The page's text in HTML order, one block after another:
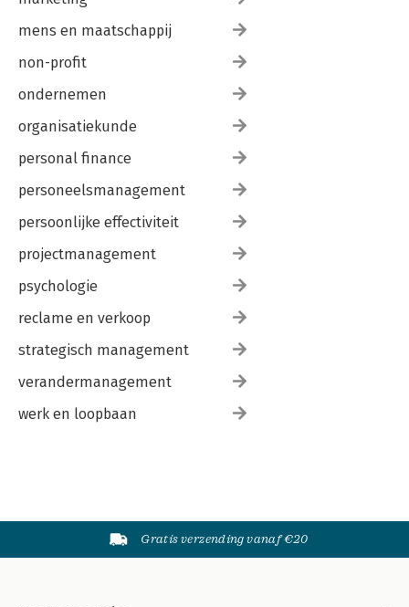
mens en maatschappij
non-profit
ondernemen
organisatiekunde
personal finance
personeelsmanagement
persoonlijke effectiviteit
projectmanagement
psychologie
reclame en verkoop
strategisch management
verandermanagement
werk en loopbaan
Gratis verzending vanaf €20